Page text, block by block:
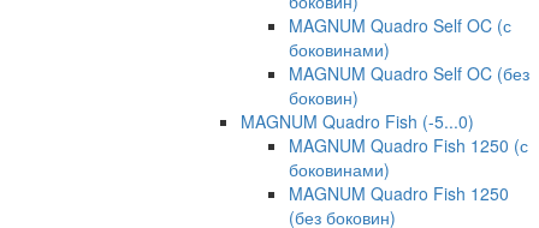
MAGNUM Quadro Self OC (с
боковинами)
MAGNUM Quadro Self OC (без
боковин)
MAGNUM Quadro Fish (-5...0)
MAGNUM Quadro Fish 1250 (с
боковинами)
MAGNUM Quadro Fish 1250
(без боковин)